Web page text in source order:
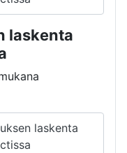
laskenta
laskenta